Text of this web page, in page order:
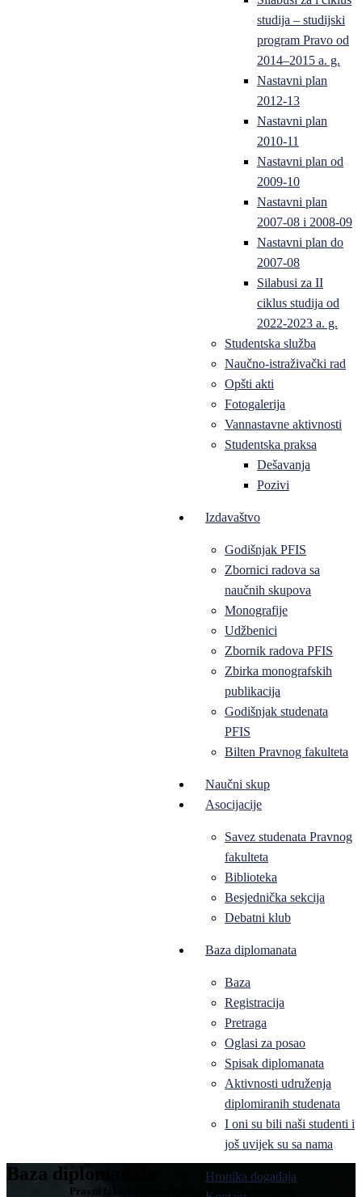
studija – studijski
program Pravo od
2014–2015 a. g.
Nastavni plan
2012-13
Nastavni plan
2010-11
Nastavni plan od
2009-10
Nastavni plan
2007-08 i 2008-09
Nastavni plan do
2007-08
Silabusi za II
ciklus studija od
2022-2023 a. g.
Studentska služba
Naučno-istraživački rad
Opšti akti
Fotogalerija
Vannastavne aktivnosti
Studentska praksa
Dešavanja
Pozivi
Izdavaštvo
Godišnjak PFIS
Zbornici radova sa
naučnih skupova
Monografije
Udžbenici
Zbornik radova PFIS
Zbirka monografskih
publikacija
Godišnjak studenata
PFIS
Bilten Pravnog fakulteta
Naučni skup
Asocijacije
Savez studenata Pravnog
fakulteta
Biblioteka
Besjednička sekcija
Debatni klub
Baza diplomanata
Baza
Registracija
Pretraga
Oglasi za posao
Spisak diplomanata
Aktivnosti udruženja
diplomiranih studenata
I oni su bili naši studenti i
još uvijek su sa nama
Hronika događaja
Baza diplomanata
Pravni fakultet Univerziteta u Istočnom Sarajevu